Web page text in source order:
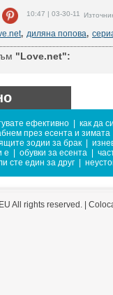
10:47 | 03-30-11
, диляна попова,
"Love.net":
ефективно как да
през есента и зимата
зодии за брак
е
обувки за есента
сте един за друг
All rights reserved. |